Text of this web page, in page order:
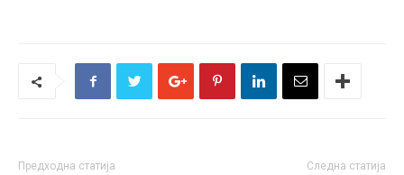
Предходна статија Следна статија